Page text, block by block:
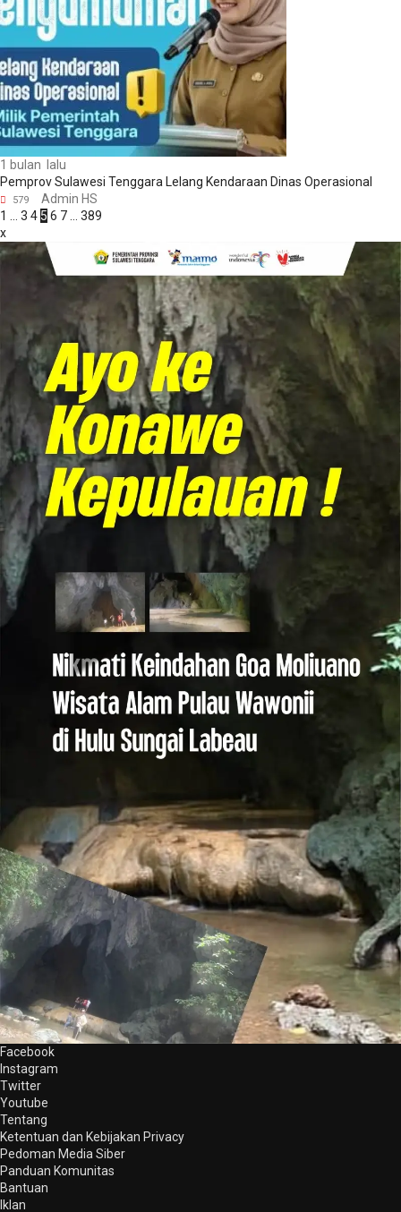
1 bulan lalu
Pemprov Sulawesi Tenggara Lelang Kendaraan Dinas Operasional
579
Admin HS
1
3 4 5 6 7
389
x
Facebook
Instagram
Twitter
Youtube
Tentang
Ketentuan dan Kebijakan Privacy
Pedoman Media Siber
Panduan Komunitas
Bantuan
Iklan